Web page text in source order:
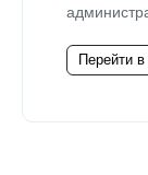
Перейти